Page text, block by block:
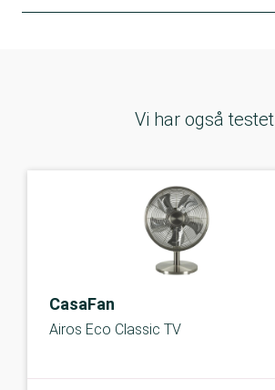
Vi har også testet
CasaFan
Airos Eco Classic TV